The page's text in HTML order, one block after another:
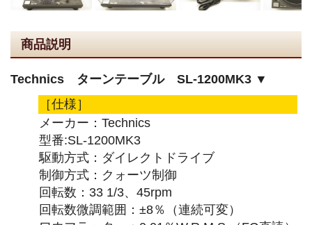
商品説明
Technics ターンテーブル SL-1200MK3 ▼
［仕様］
メーカー：Technics
型番:SL-1200MK3
駆動方式：ダイレクトドライブ
制御方式：クォーツ制御
回転数：33 1/3、45rpm
回転数微調範囲：±8％（連続可変）